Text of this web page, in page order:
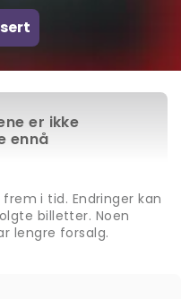
er ikke
ennå
i tid. Endringer kan
billetter. Noen
lengre forsalg.